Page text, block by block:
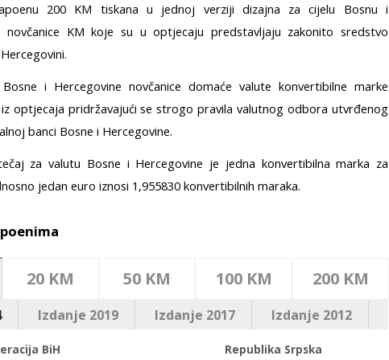
200 KM tiskana u jednoj verziji dizajna za cijelu Bosnu i
novčanice KM koje su u optjecaju predstavljaju zakonito sredstvo
i Hercegovine novčanice domaće valute konvertibilne marke
optjecaja pridržavajući se strogo pravila valutnog odbora utvrđenog
banci Bosne i Hercegovine.
za valutu Bosne i Hercegovine je jedna konvertibilna marka za
jedan euro iznosi 1,955830 konvertibilnih maraka.
20 KM 50 KM 100 KM 200 KM
Izdanje 2019 Izdanje 2017 Izdanje 2012
BiH Republika Srpska